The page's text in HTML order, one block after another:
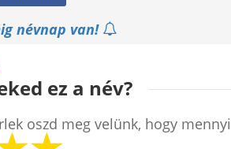
névnap van!
ez a név?
oszd meg velünk, hogy